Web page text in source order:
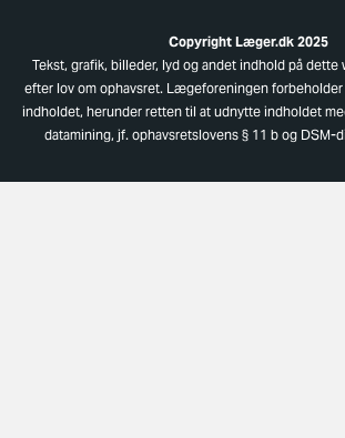
Copyright Læger.dk 2025
Tekst, grafik, billeder, lyd og andet indhold på
efter lov om ophavsret. Lægeforeningen
indholdet, herunder retten til at udnytte indholdet
datamining, jf. ophavsretslovens § 11 b og DSM-